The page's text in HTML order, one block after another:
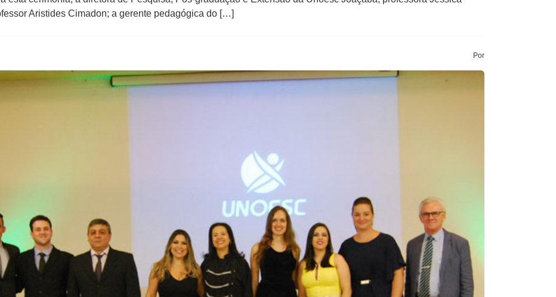
Aristides Cimadon; a gerente pedagógica do […]
Por